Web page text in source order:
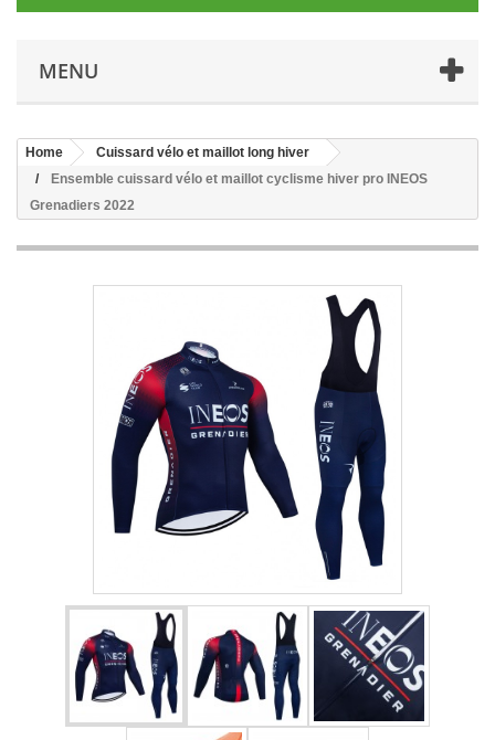
MENU
Home
Cuissard vélo et maillot long hiver
Ensemble cuissard vélo et maillot cyclisme hiver pro INEOS
Grenadiers 2022